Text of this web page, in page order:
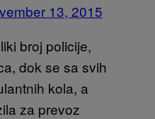
13, 2015
broj policije,
dok se sa svih
kola, a
za prevoz